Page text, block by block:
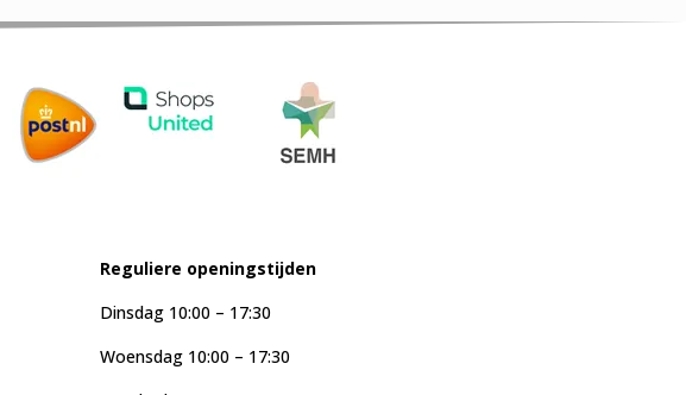
Reguliere openingstijden
Dinsdag 10:00 – 17:30
Woensdag 10:00 – 17:30